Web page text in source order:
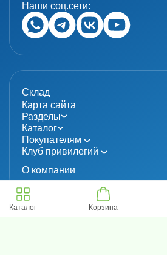
Наши соц.сети:
Склад
Карта сайта
Разделы
Каталог
Покупателям
Клуб привилегий
О компании
© 2024 «MolecuLab». Все права
Каталог Корзина